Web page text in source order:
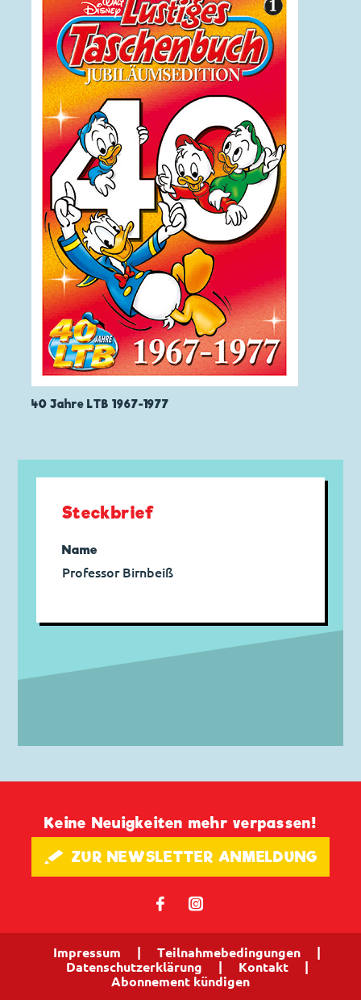
40 Jahre LTB 1967-1977
Steckbrief
Name
Professor Birnbeiß
Keine Neuigkeiten mehr verpassen!
🖋 ZUR NEWSLETTER ANMELDUNG
𝖿 📷
Impressum Teilnahmebedingungen
Datenschutzerklärung
Kontakt
Abonnement kündigen